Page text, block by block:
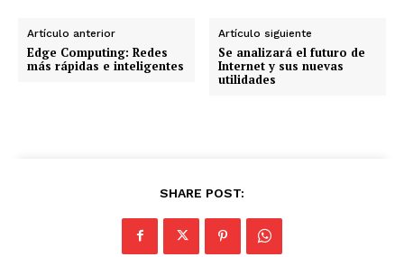
n
d
o
Artículo anterior
Edge Computing: Redes
más rápidas e inteligentes
Artículo siguiente
Se analizará el futuro de
Internet y sus nuevas
utilidades
SHARE POST: